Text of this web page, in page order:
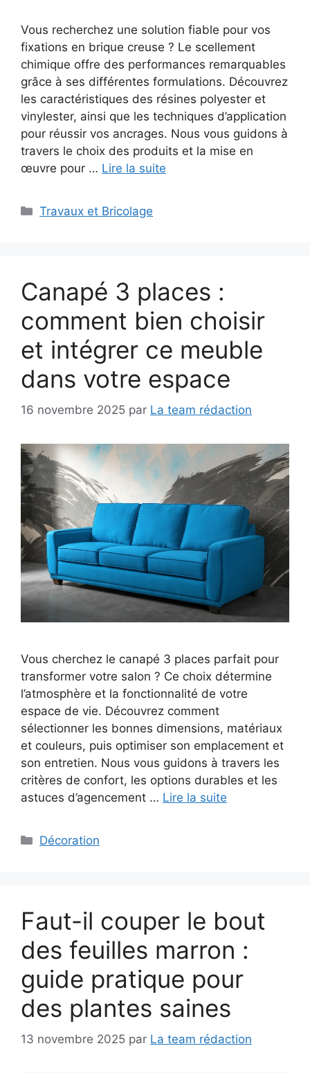
Vous recherchez une solution fiable pour vos
fixations en brique creuse ? Le scellement
chimique offre des performances remarquables
grâce à ses différentes formulations. Découvrez
les caractéristiques des résines polyester et
vinylester, ainsi que les techniques d’application
pour réussir vos ancrages. Nous vous guidons à
travers le choix des produits et la mise en
œuvre pour … Lire la suite
Catégories
Travaux et Bricolage
Canapé 3 places :
comment bien choisir
et intégrer ce meuble
dans votre espace
16 novembre 2025 par La team rédaction
Vous cherchez le canapé 3 places parfait pour
transformer votre salon ? Ce choix détermine
l’atmosphère et la fonctionnalité de votre
espace de vie. Découvrez comment
sélectionner les bonnes dimensions, matériaux
et couleurs, puis optimiser son emplacement et
son entretien. Nous vous guidons à travers les
critères de confort, les options durables et les
astuces d’agencement … Lire la suite
Catégories
Décoration
Faut-il couper le bout
des feuilles marron :
guide pratique pour
des plantes saines
13 novembre 2025 par La team rédaction